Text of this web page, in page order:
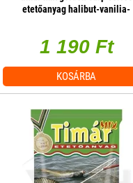
etetőanyag halibut-vanilia-
1 190 Ft
KOSÁRBA